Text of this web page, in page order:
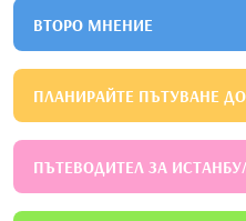
ВТОРО МНЕНИЕ
ПЛАНИРАЙТЕ ПЪТУВАНЕ
ПЪТЕВОДИТЕЛ ЗА